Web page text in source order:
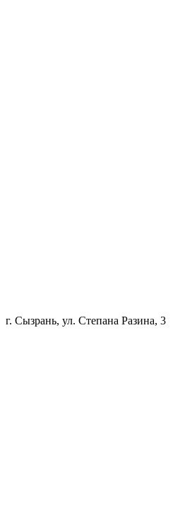
г. Сызрань, ул. Степана Разина, 3